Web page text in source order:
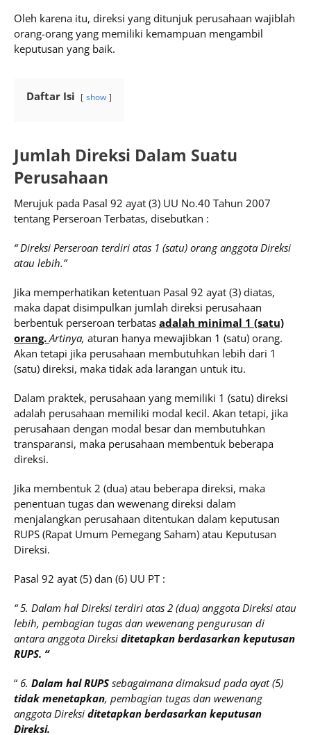
Oleh karena itu, direksi yang ditunjuk perusahaan wajiblah
orang-orang yang memiliki kemampuan mengambil
keputusan yang baik.
Daftar Isi show
Jumlah Direksi Dalam Suatu
Perusahaan
Merujuk pada Pasal 92 ayat (3) UU No.40 Tahun 2007
tentang Perseroan Terbatas, disebutkan :
“ Direksi Perseroan terdiri atas 1 (satu) orang anggota Direksi
atau lebih.”
Jika memperhatikan ketentuan Pasal 92 ayat (3) diatas,
maka dapat disimpulkan jumlah direksi perusahaan
berbentuk perseroan terbatas adalah minimal 1 (satu)
orang. Artinya, aturan hanya mewajibkan 1 (satu) orang.
Akan tetapi jika perusahaan membutuhkan lebih dari 1
(satu) direksi, maka tidak ada larangan untuk itu.
Dalam praktek, perusahaan yang memiliki 1 (satu) direksi
adalah perusahaan memiliki modal kecil. Akan tetapi, jika
perusahaan dengan modal besar dan membutuhkan
transparansi, maka perusahaan membentuk beberapa
direksi.
Jika membentuk 2 (dua) atau beberapa direksi, maka
penentuan tugas dan wewenang direksi dalam
menjalangkan perusahaan ditentukan dalam keputusan
RUPS (Rapat Umum Pemegang Saham) atau Keputusan
Direksi.
Pasal 92 ayat (5) dan (6) UU PT :
“ 5. Dalam hal Direksi terdiri atas 2 (dua) anggota Direksi atau
lebih, pembagian tugas dan wewenang pengurusan di
antara anggota Direksi ditetapkan berdasarkan keputusan
RUPS. “
“ 6. Dalam hal RUPS sebagaimana dimaksud pada ayat (5)
tidak menetapkan, pembagian tugas dan wewenang
anggota Direksi ditetapkan berdasarkan keputusan
Direksi.